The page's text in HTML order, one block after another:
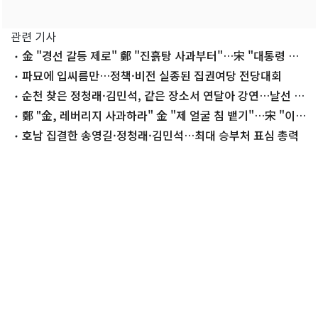
관련 기사
金 "경선 갈등 제로" 鄭 "진흙탕 사과부터"…宋 "대통령 지
킬 사람 나"
파묘에 입씨름만…정책·비전 실종된 집권여당 전당대회
순천 찾은 정청래·김민석, 같은 장소서 연달아 강연…날선 공
방 鄭 "金, 레버리지 사과하라" 金 "제 얼굴 침 뱉기"…宋 "이인
제 닮아가는 鄭" (종합)
호남 집결한 송영길·정청래·김민석…최대 승부처 표심 총력